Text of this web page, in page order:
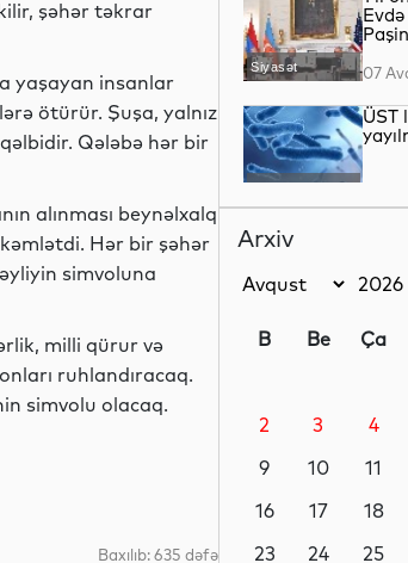
şəhər təkrar
yaşayan insanlar
ötürür. Şuşa, yalnız
Qələbə hər bir
alınması beynəlxalq
Hər bir şəhər
simvoluna
milli qürur və
ruhlandıracaq.
simvolu olacaq.
Baxılıb: 635 dəfə
Siyasət 07
Dünya
ÜST
Dünya
gəlib
07
Dünya
ABŞ
07
Arxiv
B Be Ça
2
3 4
9
10 11
16
17 18
23
24 25